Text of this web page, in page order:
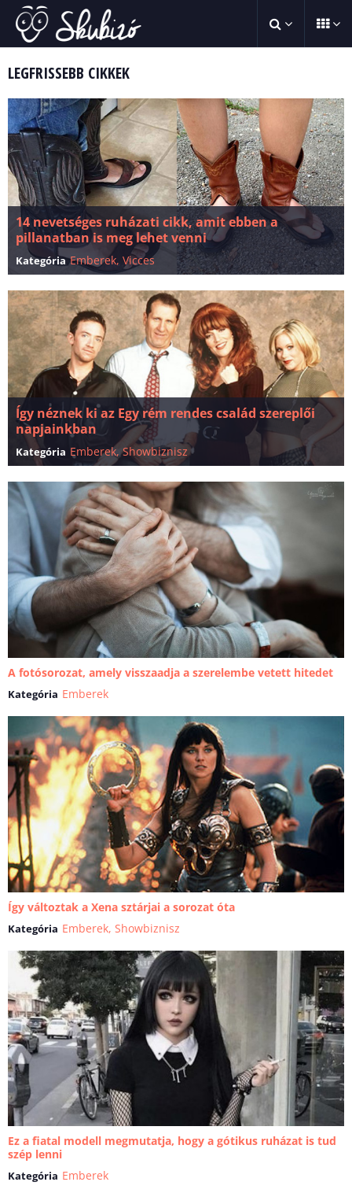
LEGFRISSEBB CIKKEK
14 nevetséges ruházati cikk, amit ebben a
pillanatban is meg lehet venni
Kategória Emberek, Vicces
Így néznek ki az Egy rém rendes család szereplői
napjainkban
Kategória Emberek,Showbiznisz
A fotósorozat, amely visszaadja a szerelembe vetett hitedet
Kategória Emberek
Így változtak a Xena sztárjai a sorozat óta
Kategória Emberek, Showbiznisz
Ez a fiatal modell megmutatja, hogy a gótikus ruházat is tud
szép lenni
Kategória Emberek